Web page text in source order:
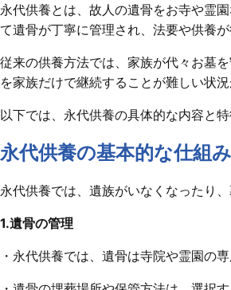
永代供養とは、故人の遺骨をお寺や霊
て遺骨が丁寧に管理され、法要や供養
従来の供養方法では、家族が代々お墓
を家族だけで継続することが難しい状
以下では、永代供養の具体的な内容と
永代供養の基本的な仕組み
永代供養では、遺族がいなくなったり
1.遺骨の管理
・永代供養では、遺骨は寺院や霊園の